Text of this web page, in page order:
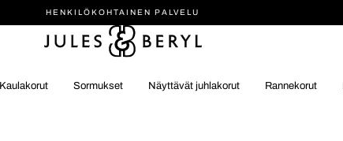
HENKILÖ­KOHTAINEN PALVELU
Kaulakorut Sormukset Näyttävät juhlakorut Rannekorut